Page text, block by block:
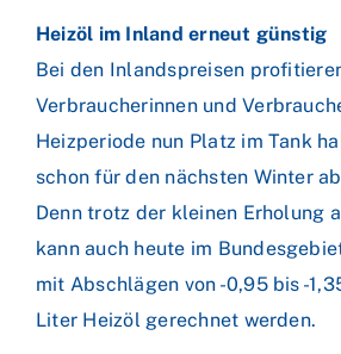
Heizöl im Inland erneut günstig
Bei den Inlandspreisen
Verbraucherinnen und
Heizperiode nun Platz im Tank
schon für den nächsten Winter
Denn trotz der kleinen Erholung
kann auch heute im
mit Abschlägen von -0,95 bis -
Liter Heizöl gerechnet werden.